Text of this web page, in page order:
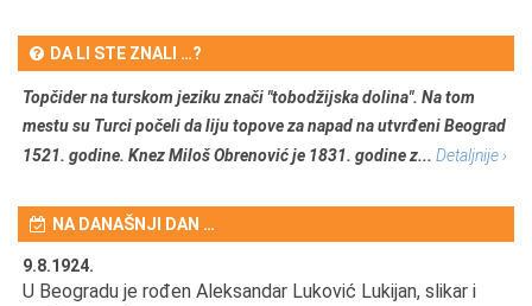
DA LI STE ZNALI …?
Topčider na turskom jeziku znači "tobodžijska dolina". Na tom
mestu su Turci počeli da liju topove za napad na utvrđeni Beograd
1521. godine. Knez Miloš Obrenović je 1831. godine z... Detaljnije ›
NA DANAŠNJI DAN …
9.8.1924.
U Beogradu je rođen Aleksandar Luković Lukijan, slikar i